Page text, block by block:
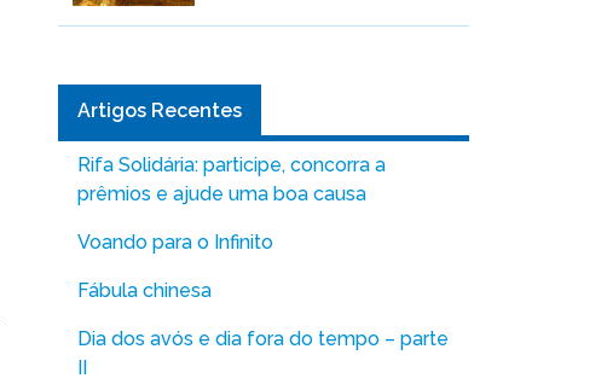
Artigos Recentes
Rifa Solidária: participe, concorra a
prêmios e ajude uma boa causa
Voando para o Infinito
Fábula chinesa
Dia dos avós e dia fora do tempo – parte
II